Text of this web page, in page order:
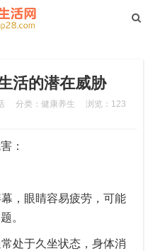
活的潜在威胁
分类： 健康养生
浏览：123
：
，眼睛容易疲劳，可能
。
处于久坐状态，身体消